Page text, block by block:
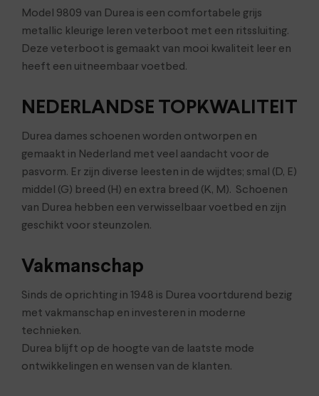
Model 9809 van Durea is een comfortabele grijs
metallic kleurige leren veterboot met een ritssluiting.
Deze veterboot is gemaakt van mooi kwaliteit leer en
heeft een uitneembaar voetbed.
NEDERLANDSE TOPKWALITEIT
Durea dames schoenen worden ontworpen en
gemaakt in Nederland met veel aandacht voor de
pasvorm. Er zijn diverse leesten in de wijdtes; smal (D, E)
middel (G) breed (H) en extra breed (K, M). Schoenen
van Durea hebben een verwisselbaar voetbed en zijn
geschikt voor steunzolen.
Vakmanschap
Sinds de oprichting in 1948 is Durea voortdurend bezig
met vakmanschap en investeren in moderne
technieken.
Durea blijft op de hoogte van de laatste mode
ontwikkelingen en wensen van de klanten.